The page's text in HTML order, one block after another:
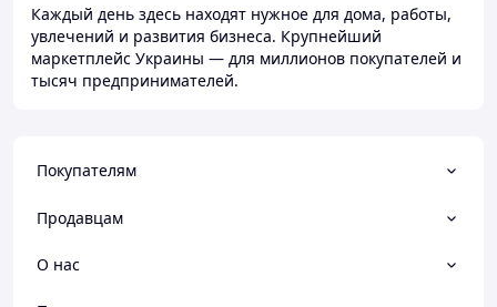
Каждый день здесь находят нужное для дома, работы,
увлечений и развития бизнеса. Крупнейший
маркетплейс Украины — для миллионов покупателей и
тысяч предпринимателей.
Покупателям
Продавцам
О нас